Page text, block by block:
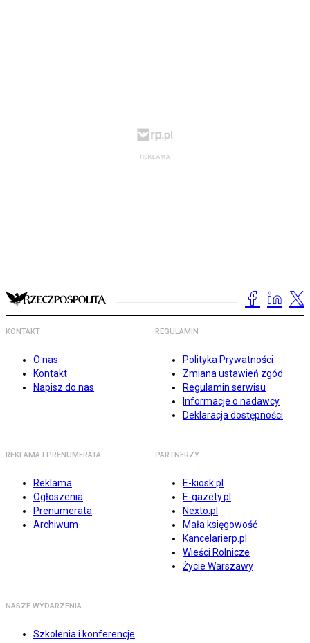
KONTAKT
O nas
Kontakt
Napisz do nas
REGULAMIN
Polityka Prywatności
Zmiana ustawień zgód
Regulamin serwisu
Informacje o nadawcy
Deklaracja dostępności
REKLAMA I PRENUMERATA
Reklama
Ogłoszenia
Prenumerata
Archiwum
PARTNERZY
E-kiosk.pl
E-gazety.pl
Nexto.pl
Mała księgowość
Kancelarierp.pl
Wieści Rolnicze
Życie Warszawy
NASZE WYDARZENIA
Szkolenia i konferencje